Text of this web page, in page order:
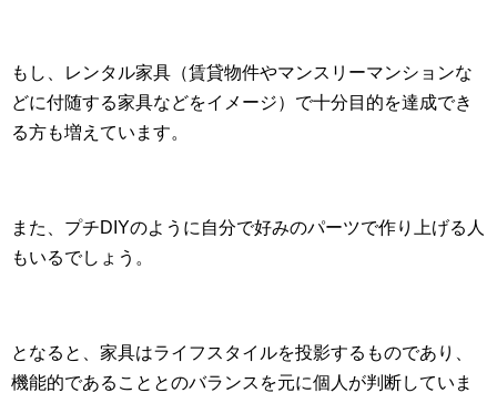
もし、レンタル家具（賃貸物件やマンスリーマンションな
どに付随する家具などをイメージ）で十分目的を達成でき
る方も増えています。
また、プチDIYのように自分で好みのパーツで作り上げる人
もいるでしょう。
となると、家具はライフスタイルを投影するものであり、
機能的であることとのバランスを元に個人が判断していま